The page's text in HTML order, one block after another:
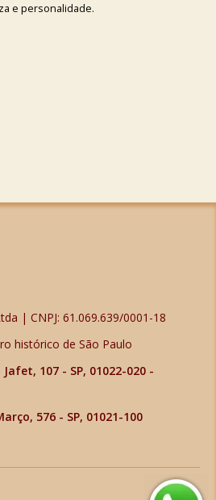
e personalidade.
| CNPJ: 61.069.639/0001-18
histórico de São Paulo
107 - SP, 01022-020 -
576 - SP, 01021-100